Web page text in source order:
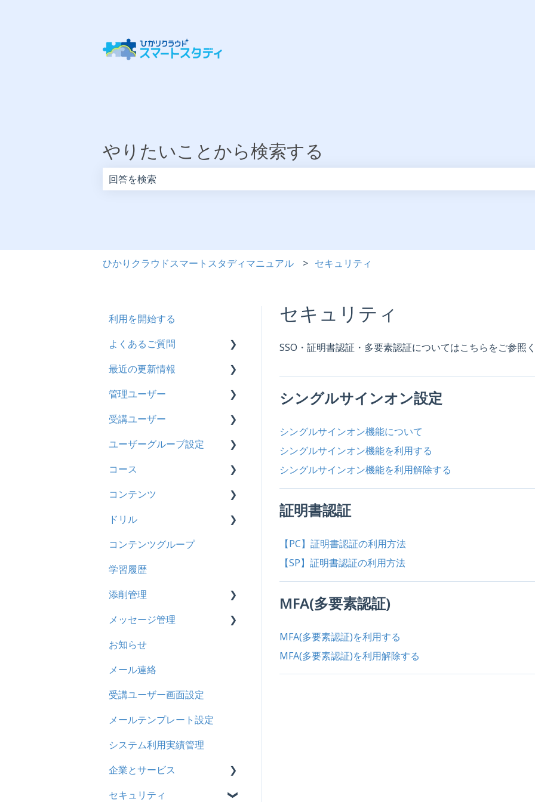
やりたいことから検索する
ひかりクラウドスマートスタディマニュアル セキュリティ
セキュリティ
SSO・証明書認証・多要素認証についてはこちらをご参照く
シングルサインオン設定
シングルサインオン機能について
シングルサインオン機能を利用する
シングルサインオン機能を利用解除する
証明書認証
【PC】証明書認証の利用方法
【SP】証明書認証の利用方法
MFA(多要素認証)
MFA(多要素認証)を利用する
MFA(多要素認証)を利用解除する
利用を開始する
よくあるご質問
契約
トライアル
カスタマイズ
インターネット・セキュリ
ザー
履歴
コンテンツ
CSV
ドキュメント
ビデオ
ドリル
メール
メッセージ
お知らせ
多言語変換
助成金
最近の更新情報
2026年8月アップデート
2026年2月アップデート
2025年10月アップデート
2025年9月アップデート
2025年3月アップデート
2024年12月アップデート
2024年8月アップデート
2024年5月アップデート
2023年12月アップデート
2023年11月アップデート
2023年8月アップデート
2023年4月アップデート
管理ユーザー
管理ユーザーの統合につい
受講ユーザー
基本操作
【新レイアウト】受講ユー
編集について
ユーザーグループ設定
【新レイアウト】ユーザー
グループ設定
コース
基本操作
新レイアウト
旧レイアウト
コース詳細設定の参考
ストレスチェック
CSVについて
コンテンツ
ビデオ
ドキュメント
多言語表示
リンク
ドリル
概要
問題について
ドリルについて
【問題・ドリル】の参考
ドリルスキンについて
問題属性
コンテンツグループ
学習履歴
添削管理
概要
基本操作
採点権限のみを持ったユー
ユーザ
メッセージ管理
基本操作
リンクメッセージスレッド
お知らせ
メール連絡
受講ユーザー画面設定
メールテンプレート設定
システム利用実績管理
企業とサービス
用語の定義
セキュリティ